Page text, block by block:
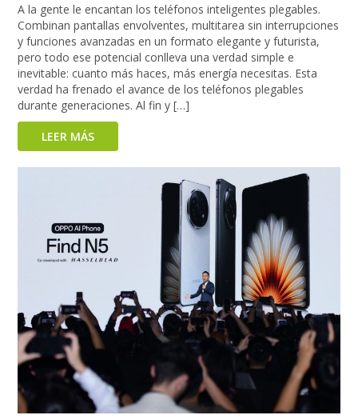
A la gente le encantan los teléfonos inteligentes plegables.
Combinan pantallas envolventes, multitarea sin interrupciones
y funciones avanzadas en un formato elegante y futurista,
pero todo ese potencial conlleva una verdad simple e
inevitable: cuanto más haces, más energía necesitas. Esta
verdad ha frenado el avance de los teléfonos plegables
durante generaciones. Al fin y […]
LEER MÁS